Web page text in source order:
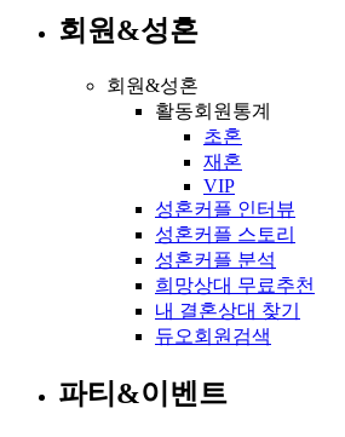
회원&성혼
회원&성혼
활동회원통계
초혼
재혼
VIP
성혼커플 인터뷰
성혼커플 스토리
성혼커플 분석
희망상대 무료추천
내 결혼상대 찾기
듀오회원검색
파티&이벤트